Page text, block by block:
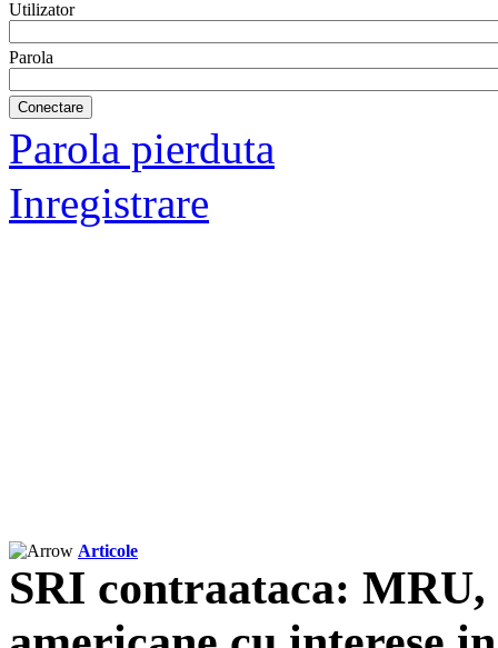
Utilizator
Parola
Parola pierduta
Inregistrare
Articole
SRI contraataca: